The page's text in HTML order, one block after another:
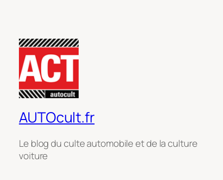
AUTOcult.fr
Le blog du culte automobile et de la culture
voiture